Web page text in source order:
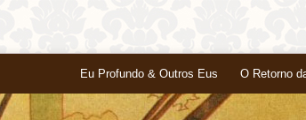
Eu Profundo & Outros Eus O Retorno